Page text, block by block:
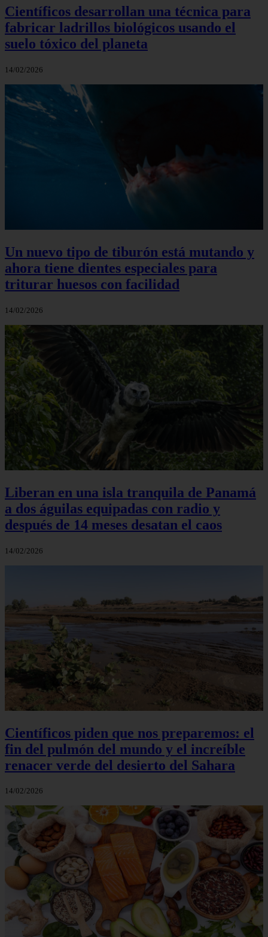
Científicos desarrollan una técnica para
fabricar ladrillos biológicos usando el
suelo tóxico del planeta
14/02/2026
Un nuevo tipo de tiburón está mutando y
ahora tiene dientes especiales para
triturar huesos con facilidad
14/02/2026
Liberan en una isla tranquila de Panamá
a dos águilas equipadas con radio y
después de 14 meses desatan el caos
14/02/2026
Científicos piden que nos preparemos: el
fin del pulmón del mundo y el increíble
renacer verde del desierto del Sahara
14/02/2026